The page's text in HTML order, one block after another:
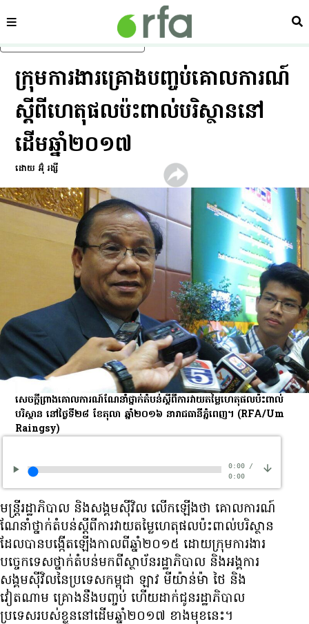
រំលងទៅមាតិកាចម្បង
ផ្នែក ស្វ
ក្រុម​ការងារ​គ្រោង​បញ្ចប់​គោលការណ៍​
ស្ដីពី​ហេតុផល​ប៉ះពាល់​បរិស្ថាន​នៅ​
ដើម​ឆ្នាំ​២០១៧
ដោយ អ៊ុំ រង្សី
សេចក្ដី​ព្រាង​គោលការណ៍​ណែនាំ​ថ្នាក់​តំបន់​ស្ដីពី​ការ​វាយ​តម្លៃ​ហេតុផល​ប៉ះពាល់​
បរិស្ថាន នៅ​ថ្ងៃ​ទី​២៨ ខែ​តុលា ឆ្នាំ​២០១៦ នា​រាជធានី​ភ្នំពេញ។ (RFA/Um
Raingsy)
0:00/
0:00
មន្ត្រី​រដ្ឋាភិបាល និង​សង្គម​ស៊ីវិល លើក​ឡើង​ថា គោលការណ៍​
ណែនាំ​ថ្នាក់​តំបន់​ស្ដីពី​ការ​វាយ​តម្លៃ​ហេតុផល​ប៉ះពាល់​បរិស្ថាន​
ដែល​បាន​បង្កើត​ឡើង​កាល​ពី​ឆ្នាំ​២០១៥ ដោយ​ក្រុម​ការងារ​
បច្ចេកទេស​ថ្នាក់​តំបន់​មក​ពី​ស្ថាប័ន​រដ្ឋាភិបាល និង​អង្គការ​
សង្គម​ស៊ីវិល​នៃ​ប្រទេស​កម្ពុជា ឡាវ មីយ៉ាន់ម៉ា ថៃ និង​
វៀតណាម គ្រោង​នឹង​បញ្ចប់ ហើយ​ដាក់​ជូន​រដ្ឋាភិបាល​
ប្រទេស​របស់​ខ្លួន​នៅ​ដើម​ឆ្នាំ​២០១៧ ខាង​មុខ​នេះ។